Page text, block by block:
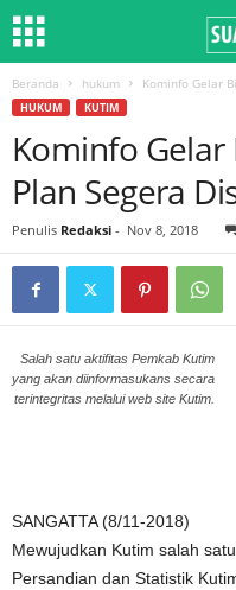
Beranda hukum Kominfo Gelar
HUKUM KUTIM
Kominfo Gelar
Plan Segera
Penulis Redaksi - Nov 8, 2018
Salah satu aktifitas Pemkab Kutim
yang akan diinformasukans secara
terintegritas melalui web site Kutim.
SANGATTA (8/11-2018)
Mewujudkan Kutim salah
Persandian dan Statistik